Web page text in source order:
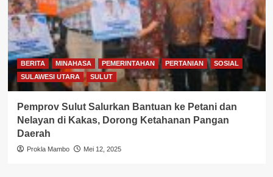
BERITA MINAHASA PEMERINTAHAN PERTANIAN
SOSIAL
SULAWESI UTARA
SULUT
Pemprov Sulut Salurkan Bantuan ke Petani dan
Nelayan di Kakas, Dorong Ketahanan Pangan
Daerah
Prokla Mambo Mei 12, 2025